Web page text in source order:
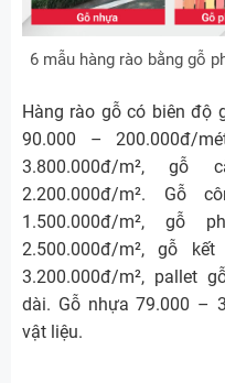
6 mẫu hàng rào bằng gỗ
Hàng rào gỗ có biên độ
90.000 – 200.000đ/
3.800.000đ/m², gỗ
2.200.000đ/m². Gỗ
1.500.000đ/m², gỗ
2.500.000đ/m², gỗ
3.200.000đ/m², pallet
dài. Gỗ nhựa 79.000 –
vật liệu.